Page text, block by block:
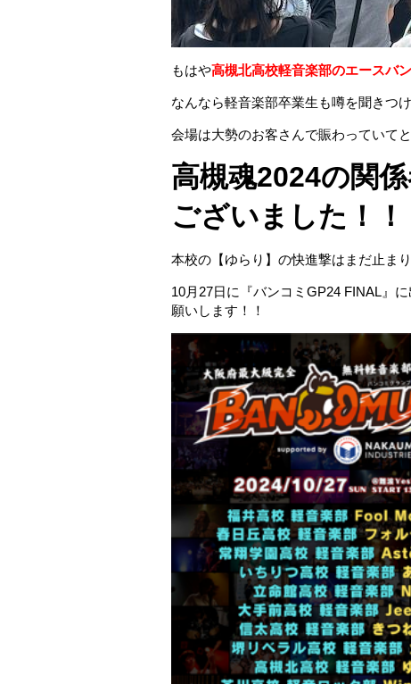
もはや高槻北高校軽音楽部のエースバ
なんなら軽音楽部卒業生も噂を聞きつ
会場は大勢のお客さんで賑わっていて
高槻魂2024の関
ございました！！
本校の【ゆらり】の快進撃はまだ止まり
10月27日に『バンコミGP24 FINAL』
願いします！！